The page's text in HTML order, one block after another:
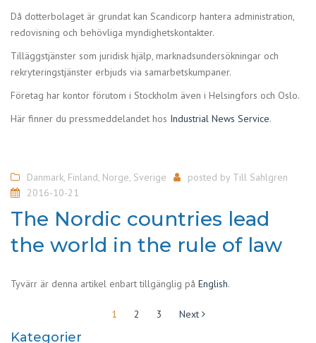
Då dotterbolaget är grundat kan Scandicorp hantera administration,
redovisning och behövliga myndighetskontakter.
Tilläggstjänster som juridisk hjälp, marknadsundersökningar och
rekryteringstjänster erbjuds via samarbetskumpaner.
Företag har kontor förutom i Stockholm även i Helsingfors och Oslo.
Här finner du pressmeddelandet hos Industrial News Service.
Danmark, Finland, Norge, Sverige posted by Till Sahlgren
2016-10-21
The Nordic countries lead
the world in the rule of law
Tyvärr är denna artikel enbart tillgänglig på English.
Sidnumrering
för
1 2 3 Next
Kategorier